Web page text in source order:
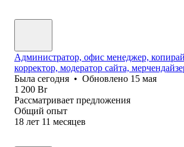
Администратор, офис менеджер,
корректор, модератор сайта,
Была сегодня • Обновлено 15 мая
1 200 Br
Рассматривает предложения
Общий опыт
18 лет 11 месяцев